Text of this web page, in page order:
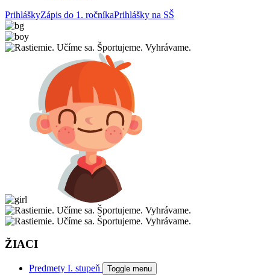
PrihláškyZápis do 1. ročníkaPrihlášky na SŠ
ŽIACI
Predmety I. stupeň Toggle menu